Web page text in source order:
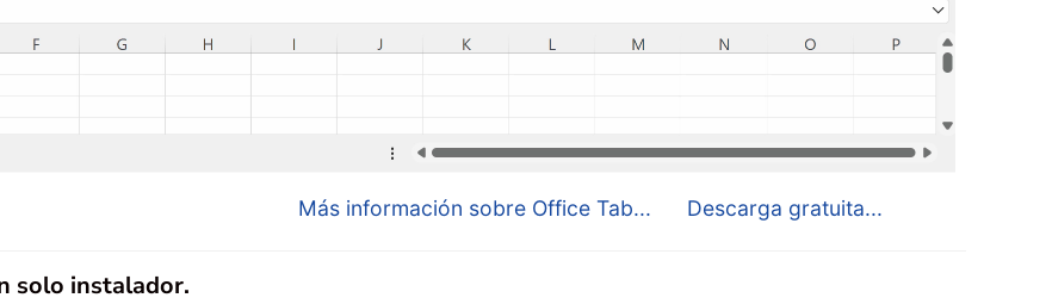
Más información sobre Office Tab... Descarga gratuita...
solo instalador.